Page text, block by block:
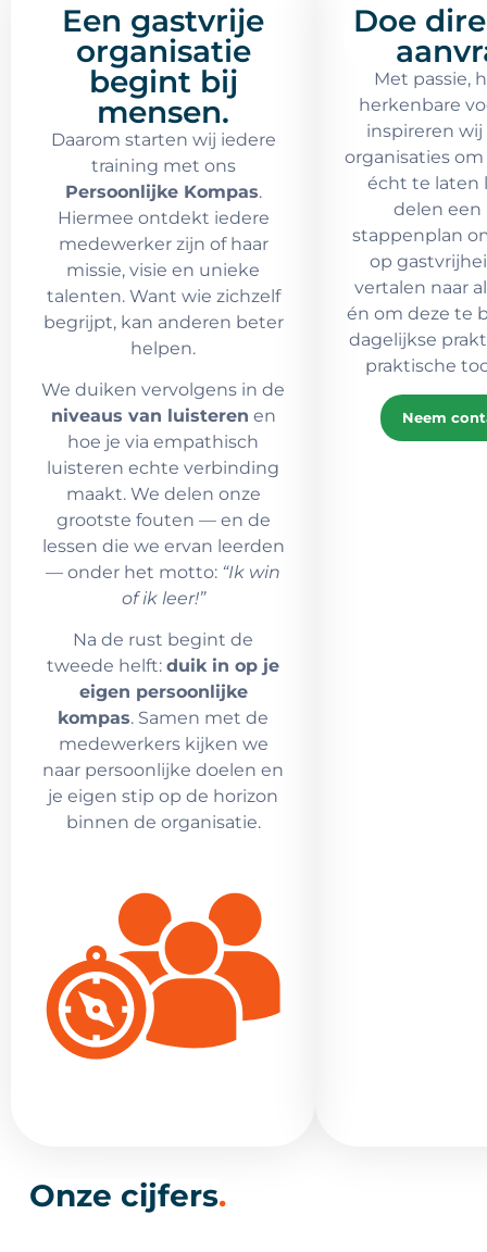
Een gastvrije
organisatie
begint bij
mensen.
Daarom starten wij iedere
training met ons
Persoonlijke Kompas.
Hiermee ontdekt iedere
medewerker zijn of haar
missie, visie en unieke
talenten. Want wie zichzelf
begrijpt, kan anderen beter
helpen.
We duiken vervolgens in de
niveaus van luisteren en
hoe je via empathisch
luisteren echte verbinding
maakt. We delen onze
grootste fouten — en de
lessen die we ervan leerden
— onder het motto: “Ik win
of ik leer!”
Na de rust begint de
tweede helft: duik in op je
eigen persoonlijke
kompas. Samen met de
medewerkers kijken we
naar persoonlijke doelen en
je eigen stip op de horizon
binnen de organisatie.
Doe
Met passie,
herkenbare
inspireren
organisaties
écht te laten
delen een
stappenplan
op
vertalen naar
én om deze te
dagelijkse
praktische
Neem
Onze cijfers.